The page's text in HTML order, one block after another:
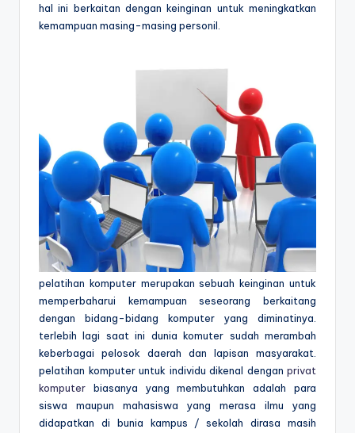
hal ini berkaitan dengan keinginan untuk meningkatkan
kemampuan masing-masing personil.
pelatihan komputer merupakan sebuah keinginan untuk
memperbaharui kemampuan seseorang berkaitang
dengan bidang-bidang komputer yang diminatinya.
terlebih lagi saat ini dunia komuter sudah merambah
keberbagai pelosok daerah dan lapisan masyarakat.
pelatihan komputer untuk individu dikenal dengan privat
komputer biasanya yang membutuhkan adalah para
siswa maupun mahasiswa yang merasa ilmu yang
didapatkan di bunia kampus / sekolah dirasa masih